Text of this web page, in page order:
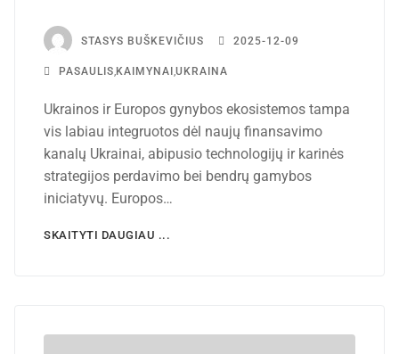
STASYS BUŠKEVIČIUS 2025-12-09
PASAULIS,KAIMYNAI ,UKRAINA
Ukrainos ir Europos gynybos ekosistemos tampa
vis labiau integruotos dėl naujų finansavimo
kanalų Ukrainai, abipusio technologijų ir karinės
strategijos perdavimo bei bendrų gamybos
iniciatyvų. Europos…
SKAITYTI DAUGIAU ...